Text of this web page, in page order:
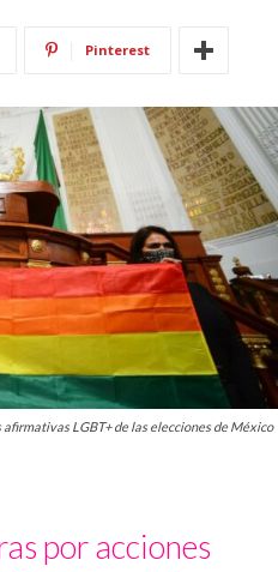
Pinterest
LGBT+ de las elecciones de México
por acciones